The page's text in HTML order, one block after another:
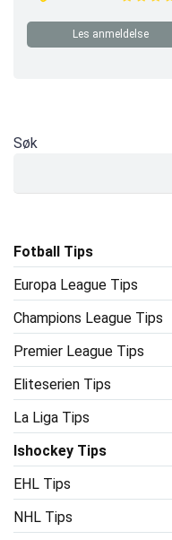
Les anmeldelse
Søk
Fotball Tips
Europa League Tips
Champions League Tips
Premier League Tips
Eliteserien Tips
La Liga Tips
Ishockey Tips
EHL Tips
NHL Tips